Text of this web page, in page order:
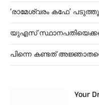
‘രാമേശ്വരം കഫേ’
യുഎസ്
പിന്നെ കണ്ടത് അജ്ഞാതന്റെ
Your